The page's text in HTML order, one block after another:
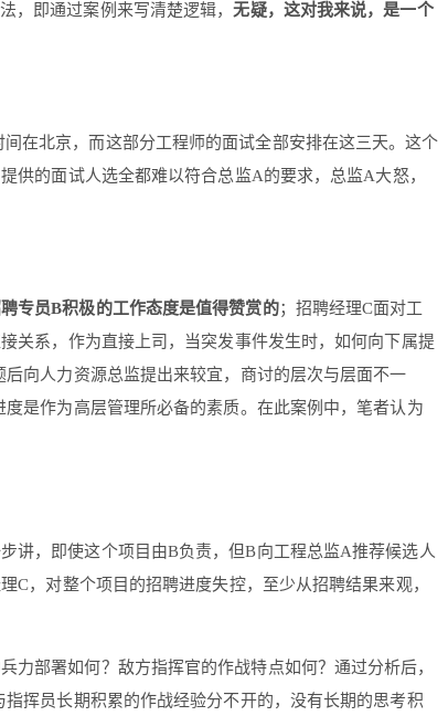
，即通过案例来写清楚逻辑，无疑，这对我来说，是一个
在北京，而这部分工程师的面试全部安排在这三天。这个
供的面试人选全都难以符合总监A的要求，总监A大怒，
专员B积极的工作态度是值得赞赏的；招聘经理C面对工
关系，作为直接上司，当突发事件发生时，如何向下属提
向人力资源总监提出来较宜，商讨的层次与层面不一
是作为高层管理所必备的素质。在此案例中，笔者认为
讲，即使这个项目由B负责，但B向工程总监A推荐候选人
，对整个项目的招聘进度失控，至少从招聘结果来观，
力部署如何？敌方指挥官的作战特点如何？通过分析后，
挥员长期积累的作战经验分不开的，没有长期的思考积